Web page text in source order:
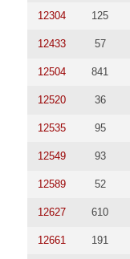
12304 125
12433 57
12504 841
12520 36
12535 95
12549 93
12589 52
12627 610
12661 191